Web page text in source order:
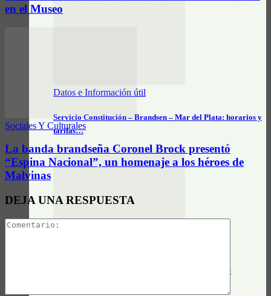
Datos e Información útil
Servicio Constitución – Brandsen – Mar del Plata: horarios y
tarifas…
Círculo Farmacéutico Brandsen informa: Turnos de
en el Museo
Sociales Y Culturales
La banda brandseña Coronel Brock presentó
“Espina Nacional”, un homenaje a los héroes de
Malvinas
DEJA UNA RESPUESTA